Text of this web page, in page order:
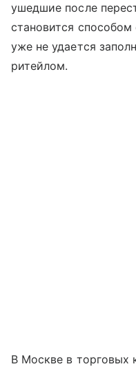
ушедшие после
становится
уже не удается
ритейлом.
В Москве в торговых